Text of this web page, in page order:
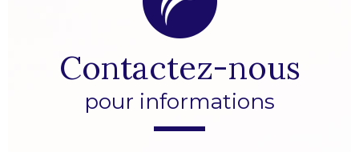
Contactez-nous
pour informations